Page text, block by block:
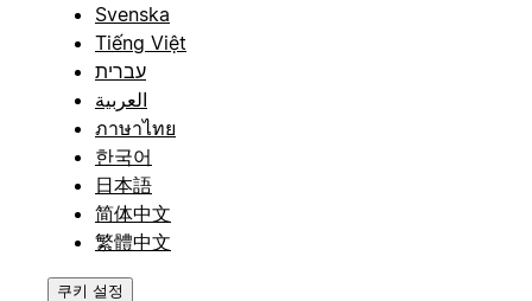
Svenska
Tiếng Việt
עברית
العربية
ภาษาไทย
한국어
日本語
简体中文
繁體中文
쿠키 설정